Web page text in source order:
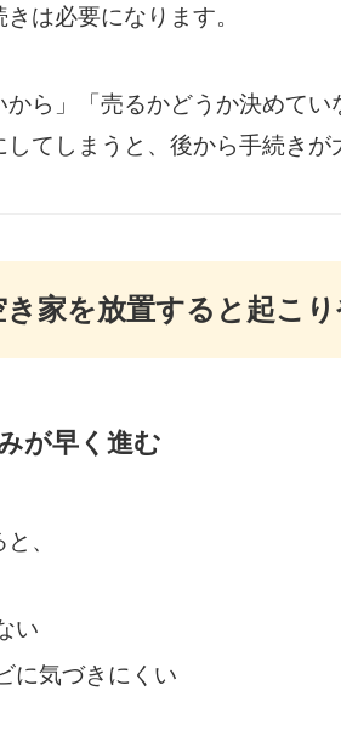
は必要になります。
から」「売るかどうか決めて
してしまうと、後から手続き
き家を放置すると起こ
が早く進む
、
い
に気づきにくい